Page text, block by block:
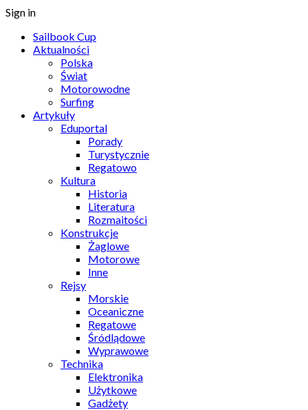
Sign in
Sailbook Cup
Aktualności
Polska
Świat
Motorowodne
Surfing
Artykuły
Eduportal
Porady
Turystycznie
Regatowo
Kultura
Historia
Literatura
Rozmaitości
Konstrukcje
Żaglowe
Motorowe
Inne
Rejsy
Morskie
Oceaniczne
Regatowe
Śródlądowe
Wyprawowe
Technika
Elektronika
Użytkowe
Gadżety